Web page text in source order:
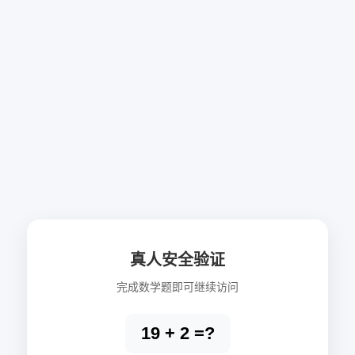
真人安全验证
完成数学题即可继续访问
19 + 2 =?